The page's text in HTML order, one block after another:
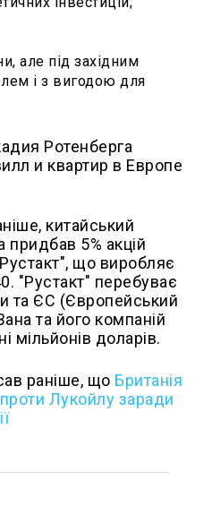
але під західним
і з вигодою для
китайський
придбав 5% акцій
що виробляє
"Рустакт" перебуває
та ЄС (Європейський
та його компаній
мільйонів доларів.
раніше, що Британія
Лукойлу заради